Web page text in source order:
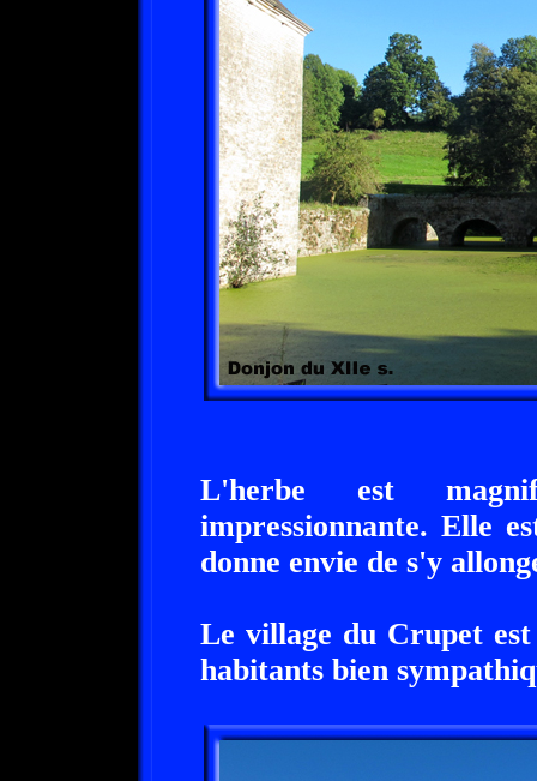
L'herbe est
impressionnante. Elle
donne envie de s'y
Le village du Crupet
habitants bien